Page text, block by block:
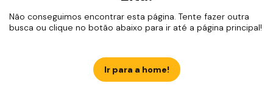
Não conseguimos encontrar esta página. Tente fazer outra
busca ou clique no botão abaixo para ir até a página principal!
Ir para a home!